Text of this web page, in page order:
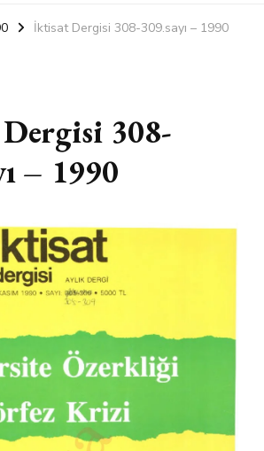
İktisat Dergisi 308-309.sayı – 1990
308-
– 1990